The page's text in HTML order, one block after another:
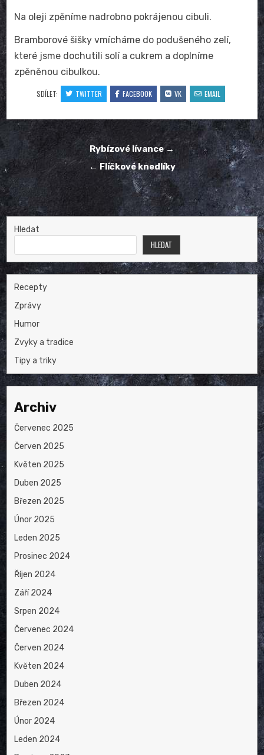
Na oleji zpěníme nadrobno pokrájenou cibuli.
Bramborové šišky vmícháme do podušeného zelí,
které jsme dochutili solí a cukrem a doplníme
zpěněnou cibulkou.
SDÍLET: TWITTER FACEBOOK VK EMAIL
Navigace
pro
příspěvek
Rybízové lívance →
← Flíčkové knedlíky
Hledat
HLEDAT
Recepty
Zprávy
Humor
Zvyky a tradice
Tipy a triky
Archiv
Červenec 2025
Červen 2025
Květen 2025
Duben 2025
Březen 2025
Únor 2025
Leden 2025
Prosinec 2024
Říjen 2024
Září 2024
Srpen 2024
Červenec 2024
Červen 2024
Květen 2024
Duben 2024
Březen 2024
Únor 2024
Leden 2024